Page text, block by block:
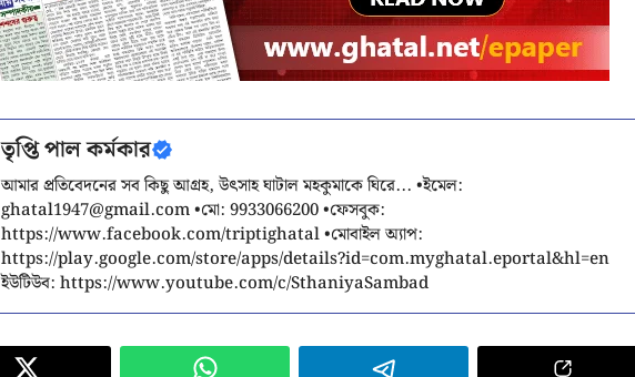
তৃপ্তি পাল কর্মকার
আমার প্রতিবেদনের সব কিছু আগ্রহ, উৎসাহ ঘাটাল মহকুমাকে ঘিরে... •ইমেল:
ghatal1947@gmail.com•মো: 9933066200 •ফেসবুক:
https://www.facebook.com/triptighatal •মোবাইল অ্যাপ:
https://play.google.com/store/apps/details?id=com.myghatal.eportal&hl=en
ইউটিউব: https://www.youtube.com/c/SthaniyaSambad